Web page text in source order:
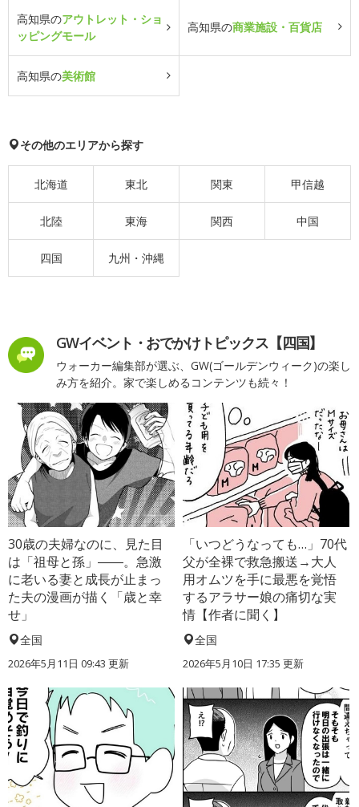
高知県のアウトレット・ショ
ッピングモール
高知県の商業施設・百貨店
高知県の美術館
その他のエリアから探す
北海道 東北 関東 甲信越
北陸 東海 関西 中国
四国 九州・沖縄
GWイベント・おでかけトピックス【四国】
ウォーカー編集部が選ぶ、GW(ゴールデンウィーク)の楽し
み方を紹介。家で楽しめるコンテンツも続々！
30歳の夫婦なのに、見た目
は「祖母と孫」――。急激
に老いる妻と成長が止まっ
た夫の漫画が描く「歳と幸
せ」
全国
2026年5月11日 09:43 更新
「いつどうなっても…」70代
父が全裸で救急搬送→大人
用オムツを手に最悪を覚悟
するアラサー娘の痛切な実
情【作者に聞く】
全国
2026年5月10日 17:35 更新